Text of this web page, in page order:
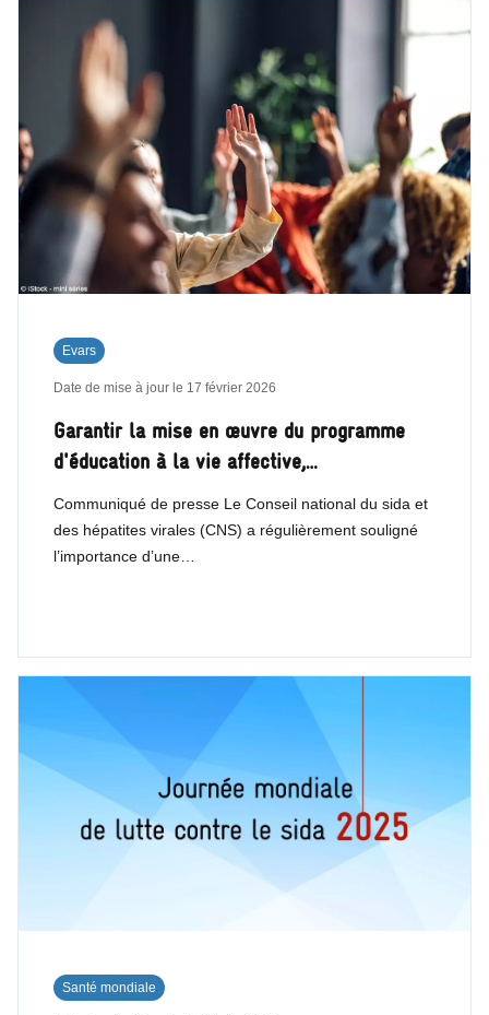
Garantir la mise en œuvre du programme
d'éducation à la vie affective,…
Communiqué de presse Le Conseil national du sida et
des hépatites virales (CNS) a régulièrement souligné
l’importance d’une…
Evars
Date de mise à jour le 17 février 2026
Santé mondiale